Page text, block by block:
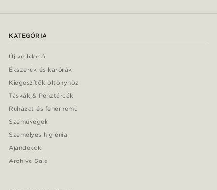
KATEGÓRIA
Új kollekció
Ékszerek és karórák
Kiegészítők öltönyhöz
Táskák & Pénztárcák
Ruházat és fehérnemű
Szemüvegek
Személyes higiénia
Ajándékok
Archive Sale